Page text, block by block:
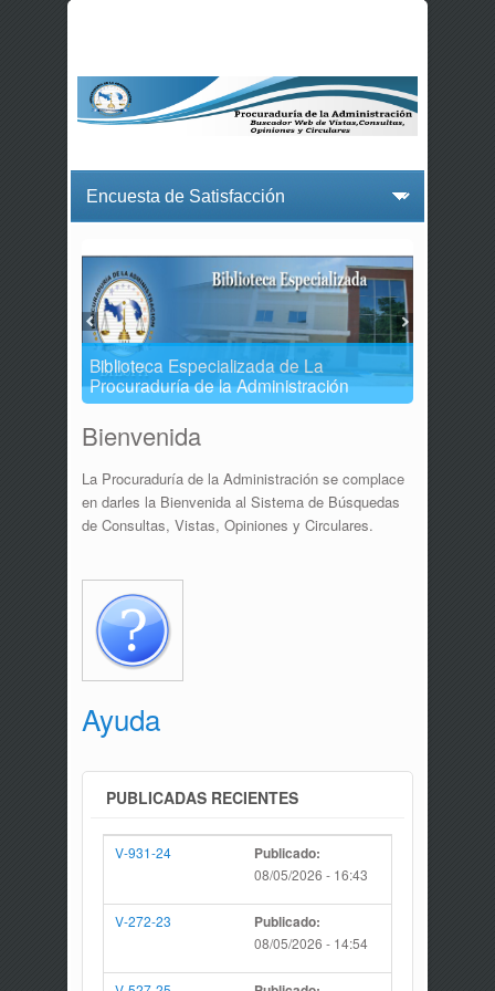
Biblioteca Especializada de La
Procuraduría de la Administración
Bienvenida
La Procuraduría de la Administración se complace
en darles la Bienvenida al Sistema de Búsquedas
de Consultas, Vistas, Opiniones y Circulares.
Ayuda
PUBLICADAS RECIENTES
V-931-24 Publicado:
08/05/2026 - 16:43
V-272-23 Publicado:
08/05/2026 - 14:54